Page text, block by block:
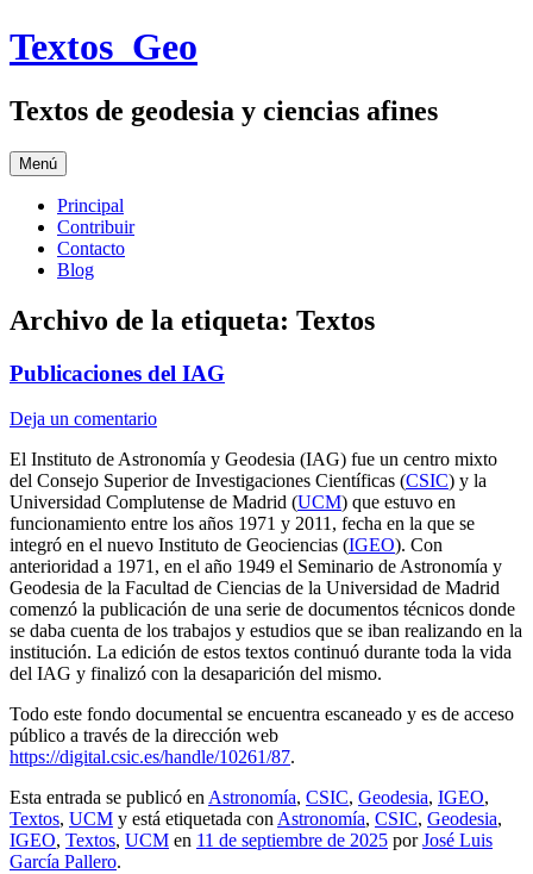
Saltar
al
Textos_Geo
Textos de geodesia y ciencias afines
Menú
Principal
Contribuir
Contacto
Blog
Archivo de la etiqueta: Textos
Publicaciones del IAG
Deja un comentario
El Instituto de Astronomía y Geodesia (IAG) fue un centro mixto
del Consejo Superior de Investigaciones Científicas (CSIC) y la
Universidad Complutense de Madrid (UCM) que estuvo en
funcionamiento entre los años 1971 y 2011, fecha en la que se
integró en el nuevo Instituto de Geociencias (IGEO). Con
anterioridad a 1971, en el año 1949 el Seminario de Astronomía y
Geodesia de la Facultad de Ciencias de la Universidad de Madrid
comenzó la publicación de una serie de documentos técnicos donde
se daba cuenta de los trabajos y estudios que se iban realizando en la
institución. La edición de estos textos continuó durante toda la vida
del IAG y finalizó con la desaparición del mismo.
Todo este fondo documental se encuentra escaneado y es de acceso
público a través de la dirección web
https://digital.csic.es/handle/10261/87.
Esta entrada se publicó en Astronomía, CSIC, Geodesia, IGEO,
Textos, UCM y está etiquetada con Astronomía, CSIC, Geodesia,
IGEO, Textos, UCM en 11 de septiembre de 2025 porJosé Luis
García Pallero.